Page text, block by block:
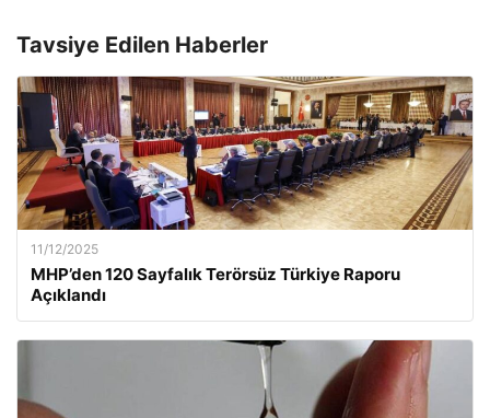
Tavsiye Edilen Haberler
11/12/2025
MHP’den 120 Sayfalık Terörsüz Türkiye Raporu
Açıklandı